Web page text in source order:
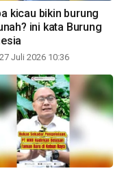
kicau bikin burung
ini kata Burung
Juli 2026 10:36